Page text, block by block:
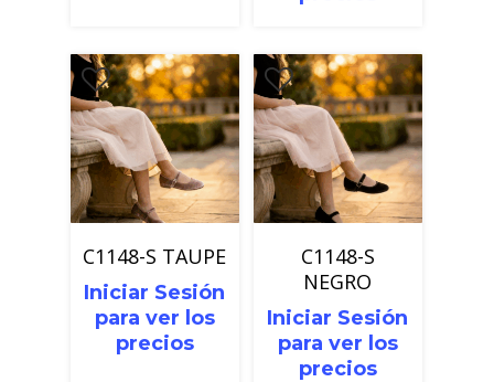
C1148-S TAUPE
Iniciar Sesión
para ver los
precios
C1148-S
NEGRO
Iniciar Sesión
para ver los
precios